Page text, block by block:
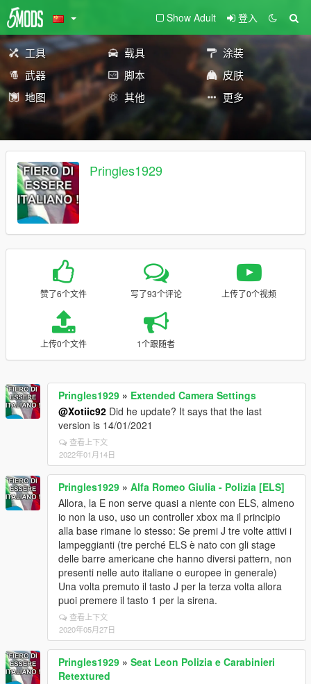
Show Adult 登入
工具 载具
涂装
武器
脚本
皮肤
地图
其他 更多
Pringles1929
赞了6个文件 写了93个评论 上传了0个视频
上传0个文件 1个跟随者
Pringles1929 » Extended Camera Settings
@Xotiic92 Did he update? It says that the last
version is 14/01/2021
查看上下文
2022年01月14日
Pringles1929 » Alfa Romeo Giulia - Polizia [ELS]
Allora, la E non serve quasi a niente con ELS, almeno
io non la uso, uso un controller xbox ma il principio
alla base rimane lo stesso: Se premi J tre volte attivi i
lampeggianti (tre perché ELS è nato con gli stage
delle barre americane che hanno diversi pattern, non
presenti nelle auto italiane o europee in generale)
Una volta premuto il tasto J per la terza volta allora
puoi premere il tasto 1 per la sirena.
查看上下文
2020年05月27日
Pringles1929 » Seat Leon Polizia e Carabinieri
Retextured